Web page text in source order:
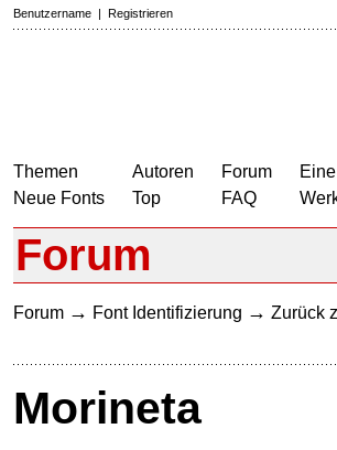
Benutzername | Registrieren
Themen
Neue Fonts
Autoren
Top
Forum
FAQ
Forum
Forum → Font Identifizierung → Zurück
Morineta